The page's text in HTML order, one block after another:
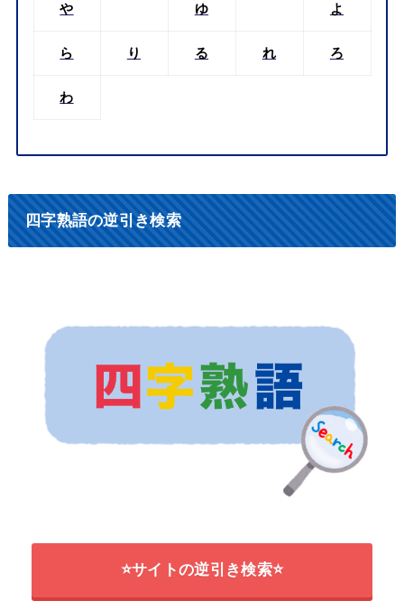
や ゆ よ
ら り る れ ろ
わ
四字熟語の逆引き検索
⭐サイトの逆引き検索⭐